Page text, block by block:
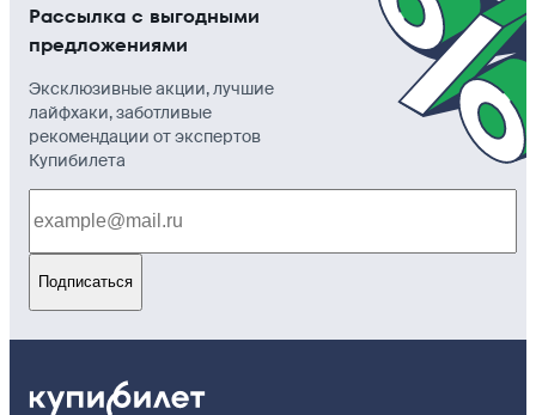
Рассылка с выгодными
предложениями
Эксклюзивные акции, лучшие
лайфхаки, заботливые
рекомендации от экспертов
Купибилета
Подписаться